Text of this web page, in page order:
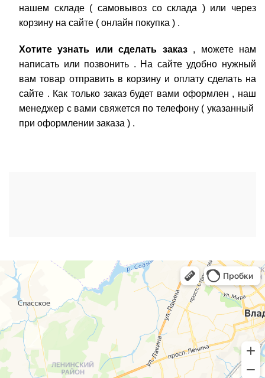
нашем складе ( самовывоз со склада ) или через
корзину на сайте ( онлайн покупка ) .
Хотите узнать или сделать заказ, можете нам
написать или позвонить . На сайте удобно нужный
вам товар отправить в корзину и оплату сделать на
сайте . Как только заказ будет вами оформлен , наш
менеджер с вами свяжется по телефону ( указанный
при оформлении заказа ) .